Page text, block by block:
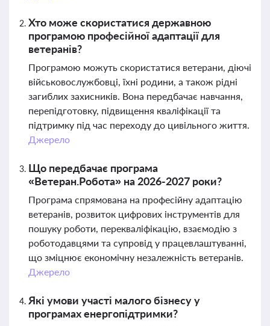
Хто може скористатися державною
програмою професійної адаптації для
ветеранів?
Програмою можуть скористатися ветерани, діючі
військовослужбовці, їхні родини, а також рідні
загиблих захисників. Вона передбачає навчання,
перепідготовку, підвищення кваліфікації та
підтримку під час переходу до цивільного життя.
Джерело
Що передбачає програма
«Ветеран.Робота» на 2026-2027 роки?
Програма спрямована на професійну адаптацію
ветеранів, розвиток цифрових інструментів для
пошуку роботи, перекваліфікацію, взаємодію з
роботодавцями та супровід у працевлаштуванні,
що зміцнює економічну незалежність ветеранів.
Джерело
Які умови участі малого бізнесу у
програмах енергопідтримки?